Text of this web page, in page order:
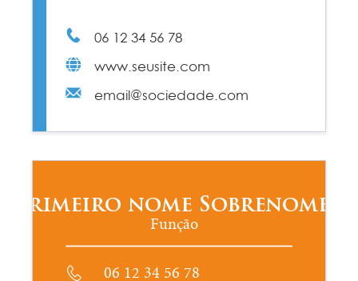
www.seusite.com
email@sociedade.com
06 12 34 56 78
06 12 34 56 78
Função
Primeiro nome Sobrenome